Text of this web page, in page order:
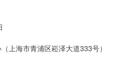
上海市青浦区崧泽大道333号）